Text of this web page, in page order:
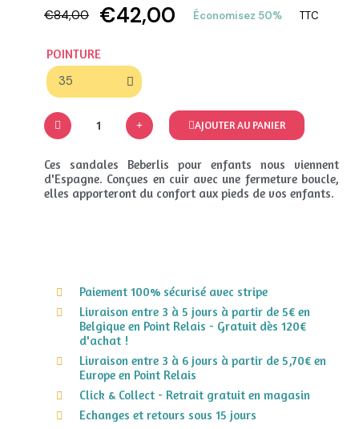
€84,00 €42,00 Économisez 50% TTC
POINTURE
AJOUTER AU PANIER
Ces sandales Beberlis pour enfants nous viennent
d'Espagne. Conçues en cuir avec une fermeture boucle,
elles apporteront du confort aux pieds de vos enfants.
Paiement 100% sécurisé avec stripe
Livraison entre 3 à 5 jours à partir de 5€ en
Belgique en Point Relais - Gratuit dès 120€
d'achat !
Livraison entre 3 à 6 jours à partir de 5,70€ en
Europe en Point Relais
Click & Collect - Retrait gratuit en magasin
Echanges et retours sous 15 jours